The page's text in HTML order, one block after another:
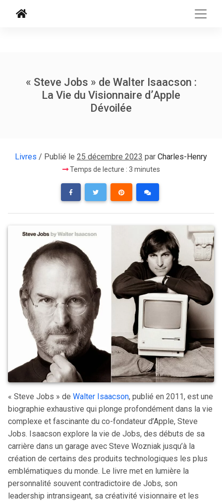
« Steve Jobs » de Walter Isaacson :
La Vie du Visionnaire d’Apple
Dévoilée
Livres / Publié le 25 décembre 2023 par Charles-Henry
Temps de lecture : 3 minutes
« Steve Jobs » de Walter Isaacson, publié en 2011, est une
biographie exhaustive qui plonge profondément dans la vie
complexe et fascinante du co-fondateur d’Apple, Steve
Jobs. Isaacson explore la vie de Jobs, des débuts de sa
carrière dans un garage avec Steve Wozniak jusqu’à la
création de certains des produits technologiques les plus
emblématiques du monde. Le livre met en lumière la
personnalité souvent contradictoire de Jobs, son
leadership intransigeant, sa créativité visionnaire et les